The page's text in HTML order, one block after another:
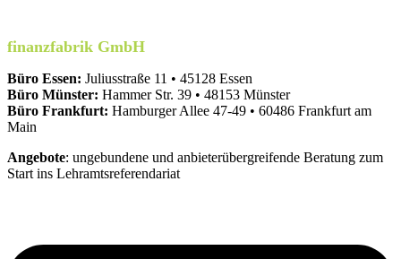
finanzfabrik GmbH
Büro Essen: Juliusstraße 11 • 45128 Essen
Büro Münster: Hammer Str. 39 • 48153 Münster
Büro Frankfurt: Hamburger Allee 47-49 • 60486 Frankfurt am
Main
Angebote: ungebundene und anbieterübergreifende Beratung zum
Start ins Lehramtsreferendariat